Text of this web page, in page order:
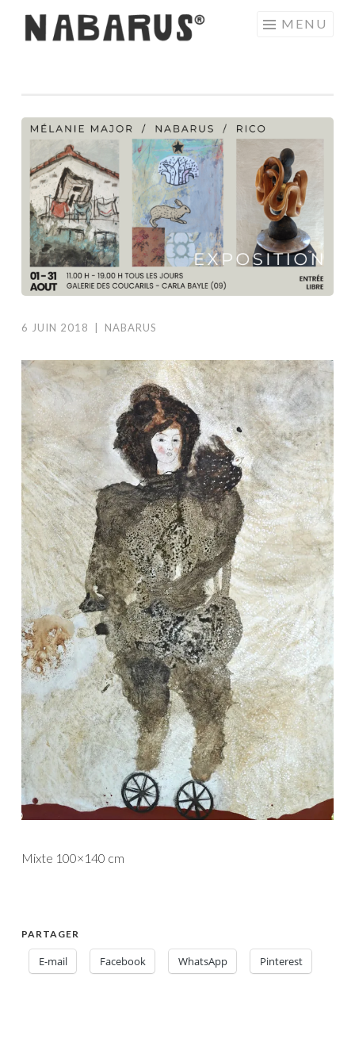
Aller
au
MENU
6 JUIN 2018 NABARUS
Mixte 100×140 cm
PARTAGER
E-mail Facebook WhatsApp Pinterest